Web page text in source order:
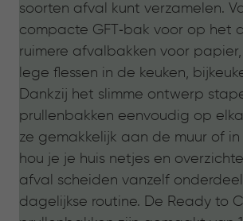
soorten afval kunt verzamelen.
compacte GFT‑bak voor op het
ruimere afvalbakken voor
lege flessen in de keuken,
Dankzij het slimme ontwerp
prullenbakken eenvoudig op
ze gemakkelijk aan de muur of in
hou je je huis netjes en
afval scheiden vanzelf
dagelijkse routine. De Ready to